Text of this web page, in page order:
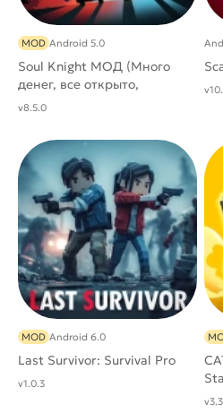
Soul Knight МОД (Много
денег, все открыто,
бесплатные покупки)
MOD Android 5.0
v8.5.0
Last Survivor: Survival Pro
MOD Android 6.0
v1.0.3